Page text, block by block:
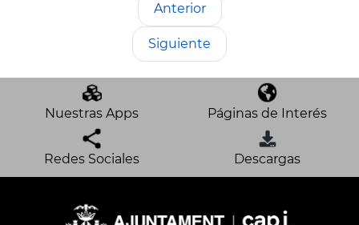
Anterior
Siguiente
Nuestras Apps Páginas de Interés
Redes Sociales Descargas